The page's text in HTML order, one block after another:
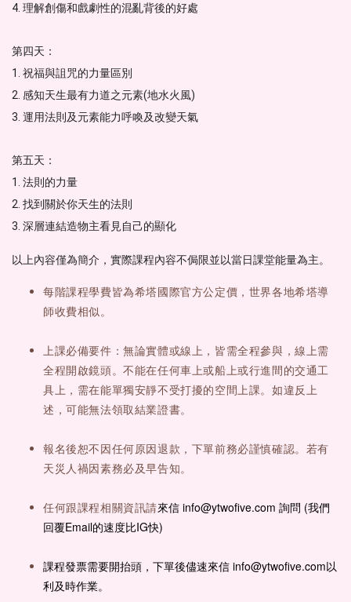
4. 理解創傷和戲劇性的混亂背後的好處
第四天：
1. 祝福與詛咒的力量區別
2. 感知天生最有力道之元素(地水火風)
3. 運用法則及元素能力呼喚及改變天氣
第五天：
1. 法則的力量
2. 找到關於你天生的法則
3. 深層連結造物主看見自己的顯化
以上內容僅為簡介，實際課程內容不侷限並以當日課堂能量為主。
每階課程學費皆為希塔國際官方公定價，世界各地希塔導
師收費相似。
上課必備要件：無論實體或線上，皆需全程參與，線上需
全程開啟鏡頭。不能在任何車上或船上或行進間的交通工
具上，需在能單獨安靜不受打擾的空間上課。如違反上
述，可能無法領取結業證書。
報名後恕不因任何原因退款，下單前務必謹慎確認。若有
天災人禍因素務必及早告知。
任何跟課程相關資訊請來信 info@ytwofive.com 詢問 (我們
回覆Email的速度比IG快)
課程發票需要開抬頭，下單後儘速來信 info@ytwofive.com以
利及時作業。